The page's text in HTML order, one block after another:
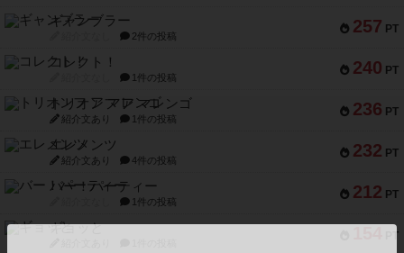
257 PT
ギャンブラー
2件の投稿
240 PT
コレクト！
1件の投稿
236 PT
トリオンフ ア マレンゴ
紹介文あり 1件の投稿
232 PT
エレメンツ
紹介文あり 4件の投稿
212 PT
バー！パーティー
1件の投稿
PT
ギョッと